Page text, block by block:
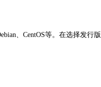
、CentOS等。在选择发行版